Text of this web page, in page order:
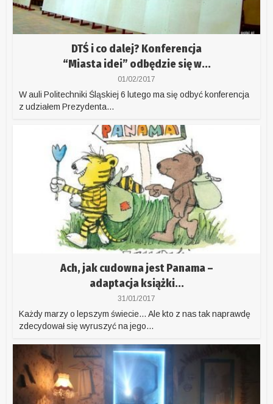
DTŚ i co dalej? Konferencja
“Miasta idei” odbędzie się w...
01/02/2017
W auli Politechniki Śląskiej 6 lutego ma się odbyć konferencja
z udziałem Prezydenta...
Ach, jak cudowna jest Panama –
adaptacja książki...
31/01/2017
Każdy marzy o lepszym świecie… Ale kto z nas tak naprawdę
zdecydował się wyruszyć na jego...